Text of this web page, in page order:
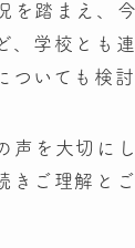
を踏まえ、
、学校とも
ついても検
声を大切に
きご理解と